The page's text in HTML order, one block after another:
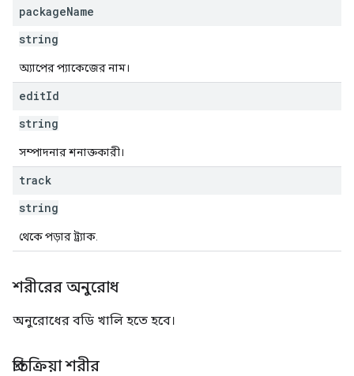
packageName
string
অ্যাপের প্যাকেজের নাম।
editId
string
সম্পাদনার শনাক্তকারী।
track
string
থেকে পড়ার ট্র্যাক.
শরীরের অনুরোধ
অনুরোধের বডি খালি হতে হবে।
প্রতিক্রিয়া শরীর